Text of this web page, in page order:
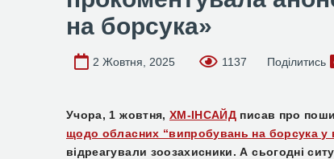
на борсука»
2 Жовтня, 2025 1137 Поділитись
Учора, 1 жовтня, ХМ-ІНСАЙД писав про
щодо обласних “випробувань на борсука у
відреагували зоозахисники. А сьогодні